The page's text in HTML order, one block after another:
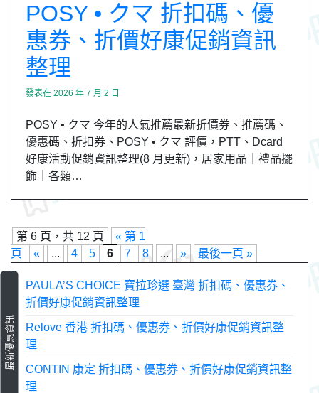
POSY • クマ 折扣碼、優
惠券、折價好康促銷資訊
整理
發表在 2026 年 7 月 2 日
POSY • クマ 今年的人氣推薦最新折價券、推薦碼、
優惠碼、折扣券、POSY • クマ 評價，PTT、Dcard
好康活動促銷資訊整理(8 月更新)，居家用品｜禮品擺
飾｜各類…
第 6 頁，共 12 頁
« 第 1
頁
« ... 4 5 6 7 8 ... » 最後一頁 »
最新優惠資訊
PAULA’S CHOICE 寶拉珍選 臺灣 折扣碼、優惠券、
折價好康促銷資訊整理
Relove 香港 折扣碼、優惠券、折價好康促銷資訊整
理
CONTIN 康定 折扣碼、優惠券、折價好康促銷資訊整
理